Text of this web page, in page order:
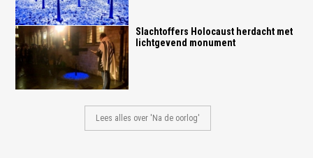
Slachtoffers Holocaust herdacht met
lichtgevend monument
Lees alles over 'Na de oorlog'